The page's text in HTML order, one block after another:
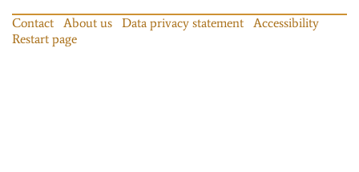
Contact About us Data privacy statement
Accessibility
Restart page